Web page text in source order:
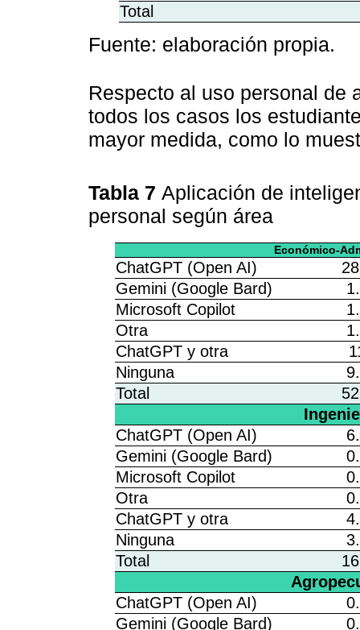
Total
Fuente: elaboración propia.
Respecto al uso personal de
todos los casos los
mayor medida, como lo
Tabla 7 Aplicación de
personal según área
Económico-
ChatGPT (Open AI)
Gemini (Google Bard)
Microsoft Copilot
Otra
ChatGPT y otra
Ninguna
Total
ChatGPT (Open AI)
Gemini (Google Bard)
Microsoft Copilot
Otra
ChatGPT y otra
Ninguna
Total
ChatGPT (Open AI)
Gemini (Google Bard)